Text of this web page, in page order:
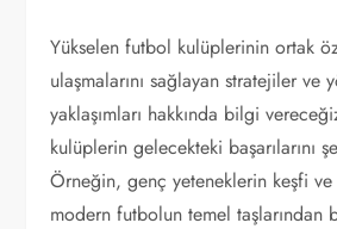
Yükselen futbol kulüplerinin ortak
ulaşmalarını sağlayan stratejiler ve
yaklaşımları hakkında bilgi
kulüplerin gelecekteki başarılarını
Örneğin, genç yeteneklerin keşfi
modern futbolun temel taşlarından